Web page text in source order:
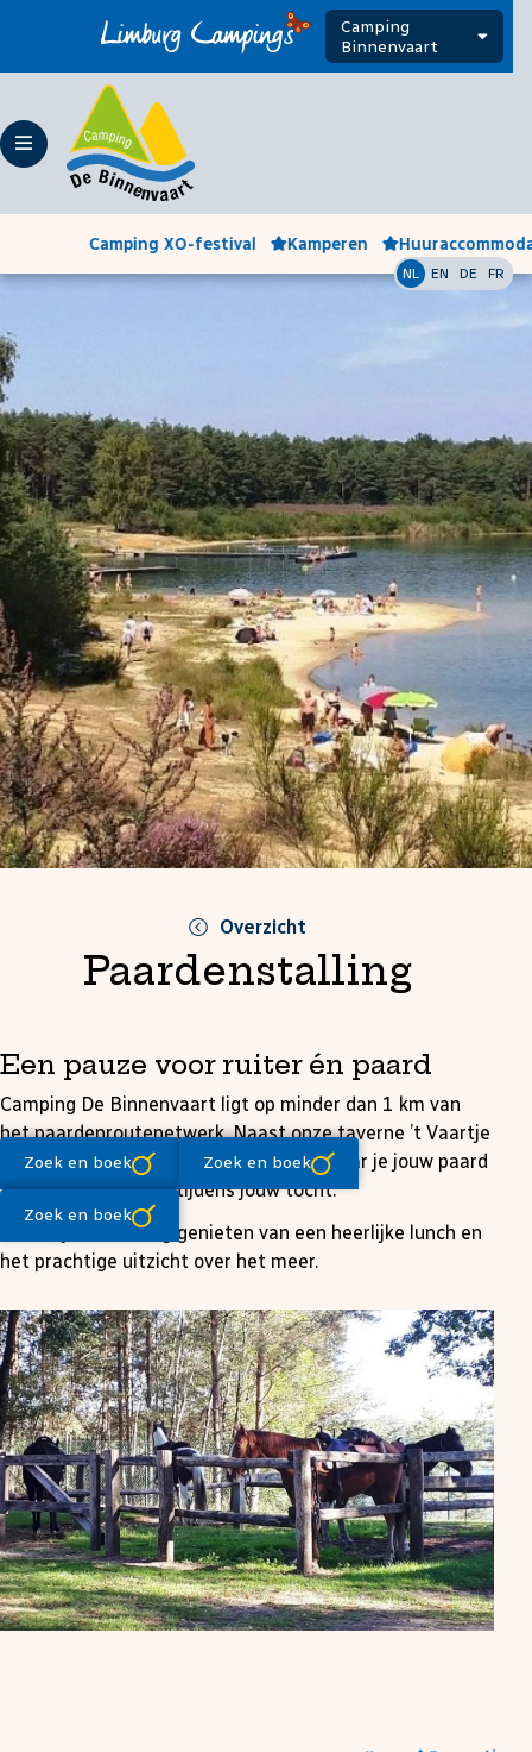
Camping
Binnenvaart
NL EN DE FR
Camping XO-festival Kamperen
Zoek en boek Zoek en boek
Zoek en boek
Overzicht
Paardenstalling
Een pauze voor ruiter én paard
Camping De Binnenvaart ligt op minder dan 1 km van
het paardenroutenetwerk. Naast onze taverne ’t Vaartje
vind je een kleine, verzorgde paddock waar je jouw paard
tijdelijk kunt stallen tijdens jouw tocht.
Zo kun je zelf rustig genieten van een heerlijke lunch en
het prachtige uitzicht over het meer.